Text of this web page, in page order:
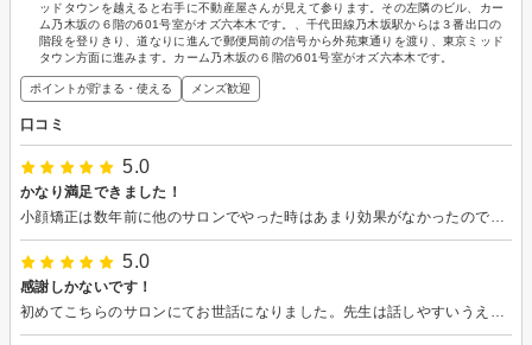
ッドタウンを越えると右手に不動産屋さんが見えて参ります。その左隣のビル、カー
ム乃木坂の６階の601号室がオズ六本木です。、千代田線乃木坂駅からは３番出口の
階段を登りきり、道なりに進んで郵便局前の信号から外苑東通りを渡り、東京ミッド
タウン方面に進みます。カーム乃木坂の６階の601号室がオズ六本木です。
ポイントが貯まる・使える メンズ歓迎
口コミ
5.0
かなり満足できました！
小顔矯正は数年前に他のサロンでやった時はあまり効果がなかったのでそれっきりだったのですが、ここのサロンさんではしっかりと効果が出て驚きでした。 痛みなども全くないので誰でも気軽に利用できると思います。 さらに小顔を安定させるようにこれからも通おうと思います。
5.0
感謝しかないです！
初めてこちらのサロンにてお世話になりました。先生は話しやすいうえに小顔にする技術が本当に凄いなと思いました。 施術も丁寧で痛みなどもなく顔が小さくなったので本当に感謝しかありません。